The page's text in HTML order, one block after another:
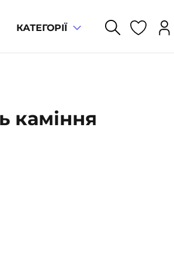
КАТЕГОРІЇ
У кошику немає товарів.
каміння